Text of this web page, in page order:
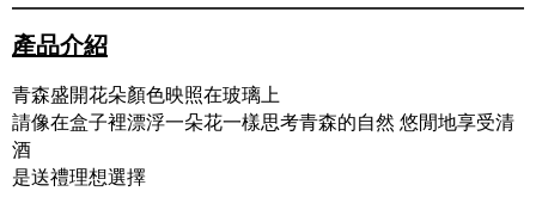
產品介紹
青森盛開花朵顏色映照在玻璃上
請像在盒子裡漂浮一朵花一樣思考青森的自然 悠閒地享受清
酒
是送禮理想選擇